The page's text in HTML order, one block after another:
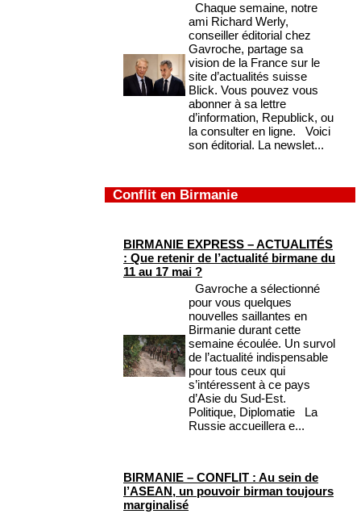
Chaque semaine, notre
ami Richard Werly,
conseiller éditorial chez
Gavroche, partage sa
vision de la France sur le
site d’actualités suisse
Blick. Vous pouvez vous
abonner à sa lettre
d’information, Republick, ou
la consulter en ligne. Voici
son éditorial. La newslet...
Conflit en Birmanie
BIRMANIE EXPRESS – ACTUALITÉS
: Que retenir de l’actualité birmane du
11 au 17 mai ?
Gavroche a sélectionné
pour vous quelques
nouvelles saillantes en
Birmanie durant cette
semaine écoulée. Un survol
de l’actualité indispensable
pour tous ceux qui
s’intéressent à ce pays
d’Asie du Sud-Est.
Politique, Diplomatie La
Russie accueillera e...
BIRMANIE – CONFLIT : Au sein de
l’ASEAN, un pouvoir birman toujours
marginalisé